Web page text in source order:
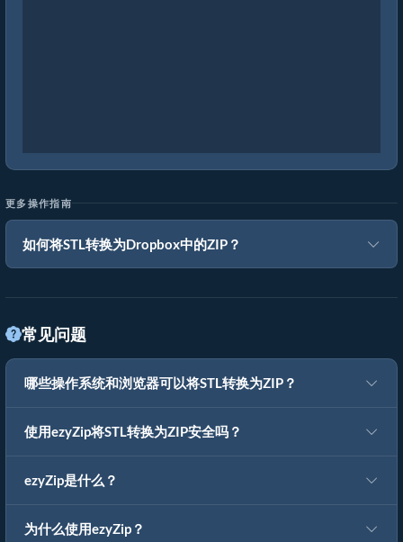
更多操作指南
如何将STL转换为Dropbox中的ZIP？
常见问题
哪些操作系统和浏览器可以将STL转换为ZIP？
使用ezyZip将STL转换为ZIP安全吗？
ezyZip是什么？
为什么使用ezyZip？